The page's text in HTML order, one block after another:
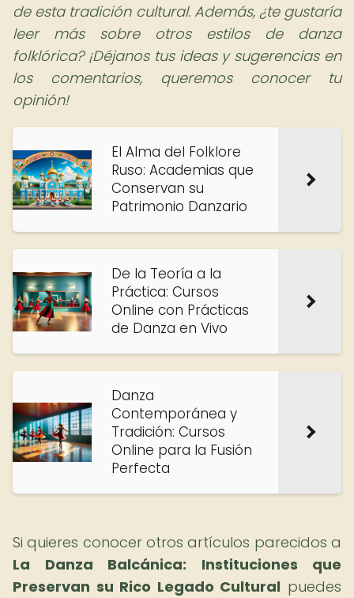
de esta tradición cultural. Además, ¿te gustaría
leer más sobre otros estilos de danza
folklórica? ¡Déjanos tus ideas y sugerencias en
los comentarios, queremos conocer tu
opinión!
El Alma del Folklore
Ruso: Academias que
Conservan su
Patrimonio Danzario
De la Teoría a la
Práctica: Cursos
Online con Prácticas
de Danza en Vivo
Danza
Contemporánea y
Tradición: Cursos
Online para la Fusión
Perfecta
Si quieres conocer otros artículos parecidos a
La Danza Balcánica: Instituciones que
Preservan su Rico Legado Cultural puedes